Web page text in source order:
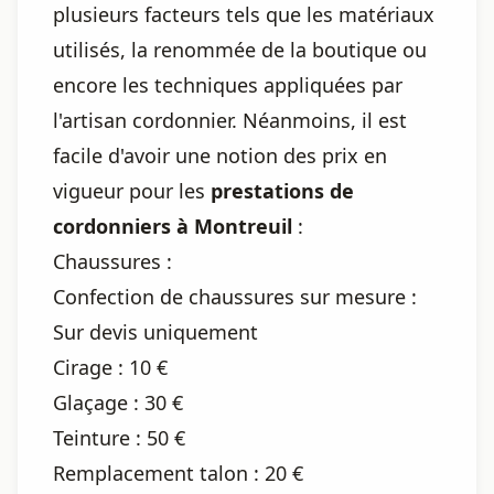
plusieurs facteurs tels que les matériaux
utilisés, la renommée de la boutique ou
encore les techniques appliquées par
l'artisan cordonnier. Néanmoins, il est
facile d'avoir une notion des prix en
vigueur pour les prestations de
cordonniers à Montreuil :
Chaussures :
Confection de chaussures sur mesure :
Sur devis uniquement
Cirage : 10 €
Glaçage : 30 €
Teinture : 50 €
Remplacement talon : 20 €